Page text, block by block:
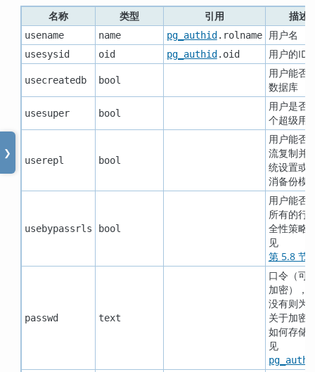
❯
名称 类型 引用 描述
usename name pg_authid .rolname 用户名
usesysid oid pg_authid .oid 用户的ID
usecreatedb bool
用户能否
数据库
usesuper bool
用户是否
个超级用
userepl bool
用户能否
流复制并
统设置或
消备份模
usebypassrls bool
用户能否
所有的行
全性策略
见
第 5.8 节
passwd text
口令（可
加密），
没有则为
关于加密
如何存储
见